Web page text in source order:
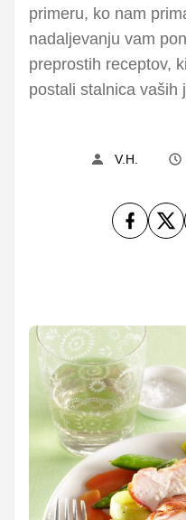
primeru, ko nam
nadaljevanju vam
preprostih receptov,
postali stalnica vaših
V.H.